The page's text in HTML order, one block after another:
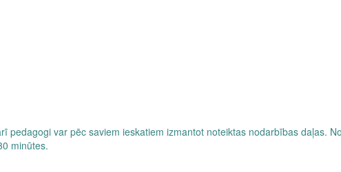
pedagogi var pēc saviem ieskatiem izmantot noteiktas nodarbības daļas.
minūtes.